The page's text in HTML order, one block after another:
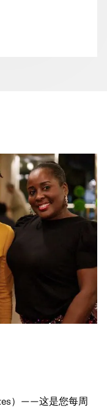
）——这是您每周